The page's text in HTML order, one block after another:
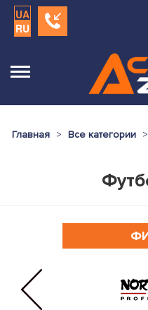
UA
RU
Главная Все категории